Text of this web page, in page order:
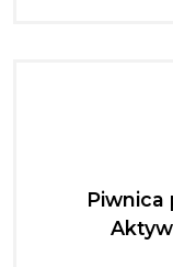
Piwnica